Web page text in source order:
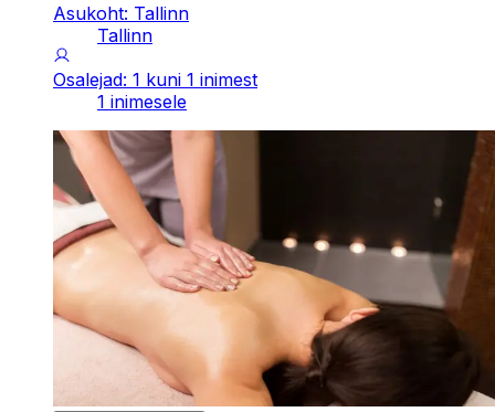
Asukoht: Tallinn
Tallinn
Osalejad: 1 kuni 1 inimest
1 inimesele